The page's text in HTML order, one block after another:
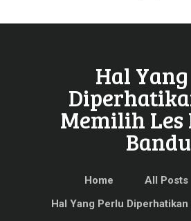
Hal
Memilih Les
Home All Posts
Hal Yang Perlu